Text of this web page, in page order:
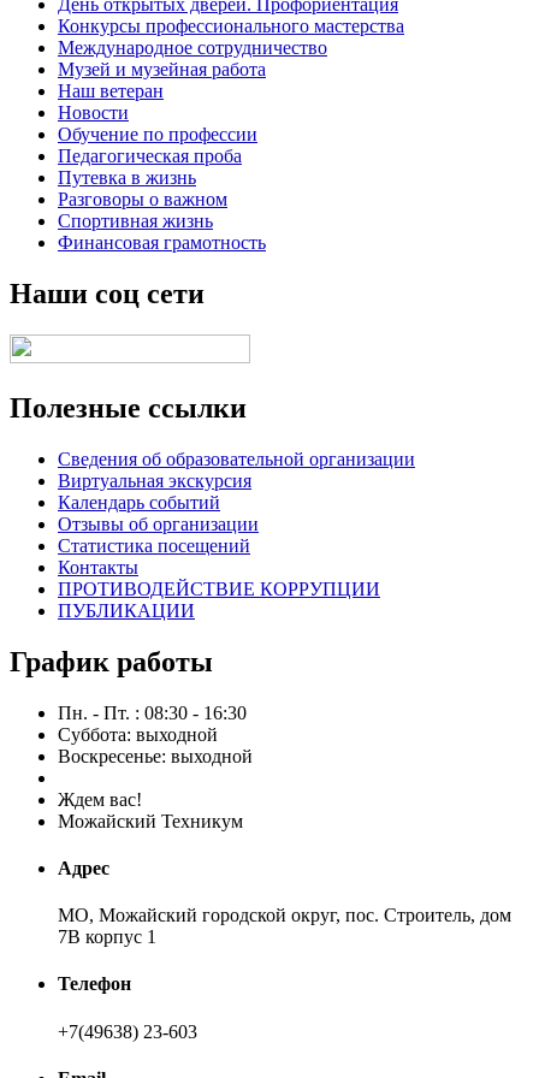
День открытых дверей. Профориентация
Конкурсы профессионального мастерства
Международное сотрудничество
Музей и музейная работа
Наш ветеран
Новости
Обучение по профессии
Педагогическая проба
Путевка в жизнь
Разговоры о важном
Спортивная жизнь
Финансовая грамотность
Наши соц сети
Полезные ссылки
Сведения об образовательной организации
Виртуальная экскурсия
Календарь событий
Отзывы об организации
Статистика посещений
Контакты
ПРОТИВОДЕЙСТВИЕ КОРРУПЦИИ
ПУБЛИКАЦИИ
График работы
Пн. - Пт. : 08:30 - 16:30
Суббота: выходной
Воскресенье: выходной
Ждем вас!
Можайский Техникум
Адрес
МО, Можайский городской округ, пос. Строитель, дом
7В корпус 1
Телефон
+7(49638) 23-603